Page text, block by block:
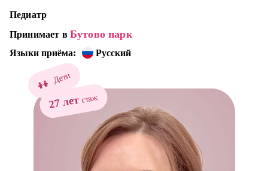
Педиатр
Принимает в Бутово парк
Языки приёма: Русский
Дети
27 летстаж